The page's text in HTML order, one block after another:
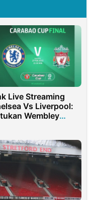
Live Streaming
Vs Liverpool:
Wembley